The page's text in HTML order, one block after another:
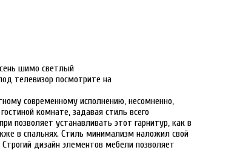
шимо светлый
телевизор посмотрите на
современному исполнению, несомненно,
комнате, задавая стиль всего
позволяет устанавливать этот гарнитур, как в
в спальнях. Стиль минимализм наложил свой
дизайн элементов мебели позволяет